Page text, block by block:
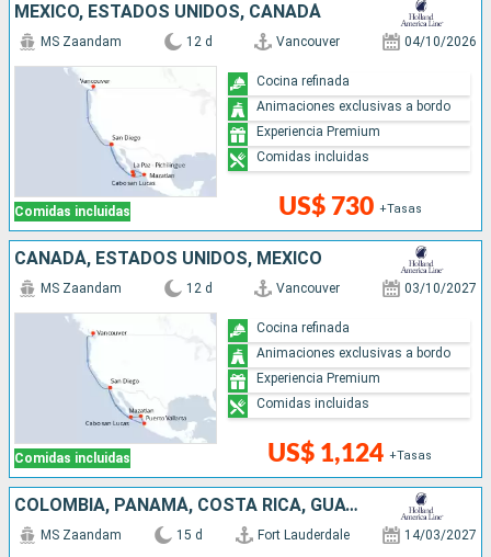
MÉXICO, ESTADOS UNIDOS, CANADÁ
Comidas incluidas
MS Zaandam 12 d Vancouver 04/10/2026
US$ 730 +Tasas
Cocina refinada
Animaciones exclusivas a bordo
Experiencia Premium
Comidas incluidas
CANADÁ, ESTADOS UNIDOS, MÉXICO
Comidas incluidas
MS Zaandam 12 d Vancouver 03/10/2027
US$ 1,124 +Tasas
Cocina refinada
Animaciones exclusivas a bordo
Experiencia Premium
Comidas incluidas
COLOMBIA, PANAMÁ, COSTA RICA, GUATEMALA, MÉXICO, ESTADOS UNIDOS
MS Zaandam 15 d Fort Lauderdale 14/03/2027